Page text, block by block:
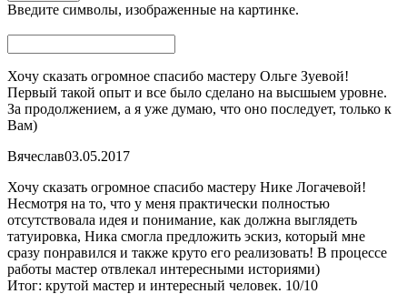
Введите символы, изображенные на картинке.
Хочу сказать огромное спасибо мастеру Ольге Зуевой!
Первый такой опыт и все было сделано на высшыем уровне.
За продолжением, а я уже думаю, что оно последует, только к
Вам)
Вячеслав03.05.2017
Хочу сказать огромное спасибо мастеру Нике Логачевой!
Несмотря на то, что у меня практически полностью
отсутствовала идея и понимание, как должна выглядеть
татуировка, Ника смогла предложить эскиз, который мне
сразу понравился и также круто его реализовать! В процессе
работы мастер отвлекал интересными историями)
Итог: крутой мастер и интересный человек. 10/10